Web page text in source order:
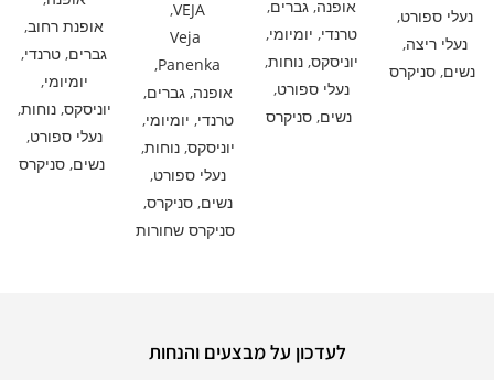
נעלי ספורט,
נעלי ריצה,
נשים, סניקרס
אופנה,גברים,
טרנדי, יומיומי,
יוניסקס,נוחות,
נעלי ספורט,
נשים, סניקרס
VEJA
,
Veja
Panenka
,
אופנה,גברים,
טרנדי, יומיומי,
יוניסקס,נוחות,
נעלי ספורט,
נשים,סניקרס,
סניקרס שחורות
אופנת רחוב,
גברים, טרנדי,
יומיומי,
יוניסקס,נוחות,
נעלי ספורט,
נשים, סניקרס
לעדכון על מבצעים והנחות